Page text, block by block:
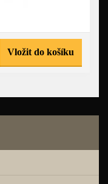
Vložit do košíku